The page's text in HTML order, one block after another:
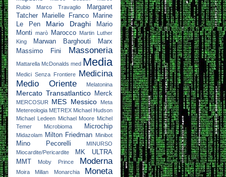
Rubio
Marco Travaglio
Margaret
Tatcher
Marielle Franco
Marine
Le Pen
Mario Draghi
Mario
Monti
marò Marocco
Martin Luther
King
Marwan Barghouti
Marx
Massimo Fini
Massoneria
Mattarella McDonalds med Media
Medici Senza Frontiere Medicina
Medio Oriente
Melatonina
Mercato Transatlantico Merck
MERCOSUR MES Messico
Meta
Metereologia METREX Michael Hudson
Michael Ledeen Michael Moore Michel
Temer
Microbioma Microchip
Midazolam Milton Friedman Minibot
Mino Pecorelli
MINURSO
Miocardite/Pericardite
MK ULTRA
MMT
Moby Prince Moderna
Moira Millan Monarchia Moneta